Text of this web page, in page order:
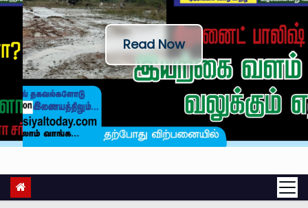
Read Now